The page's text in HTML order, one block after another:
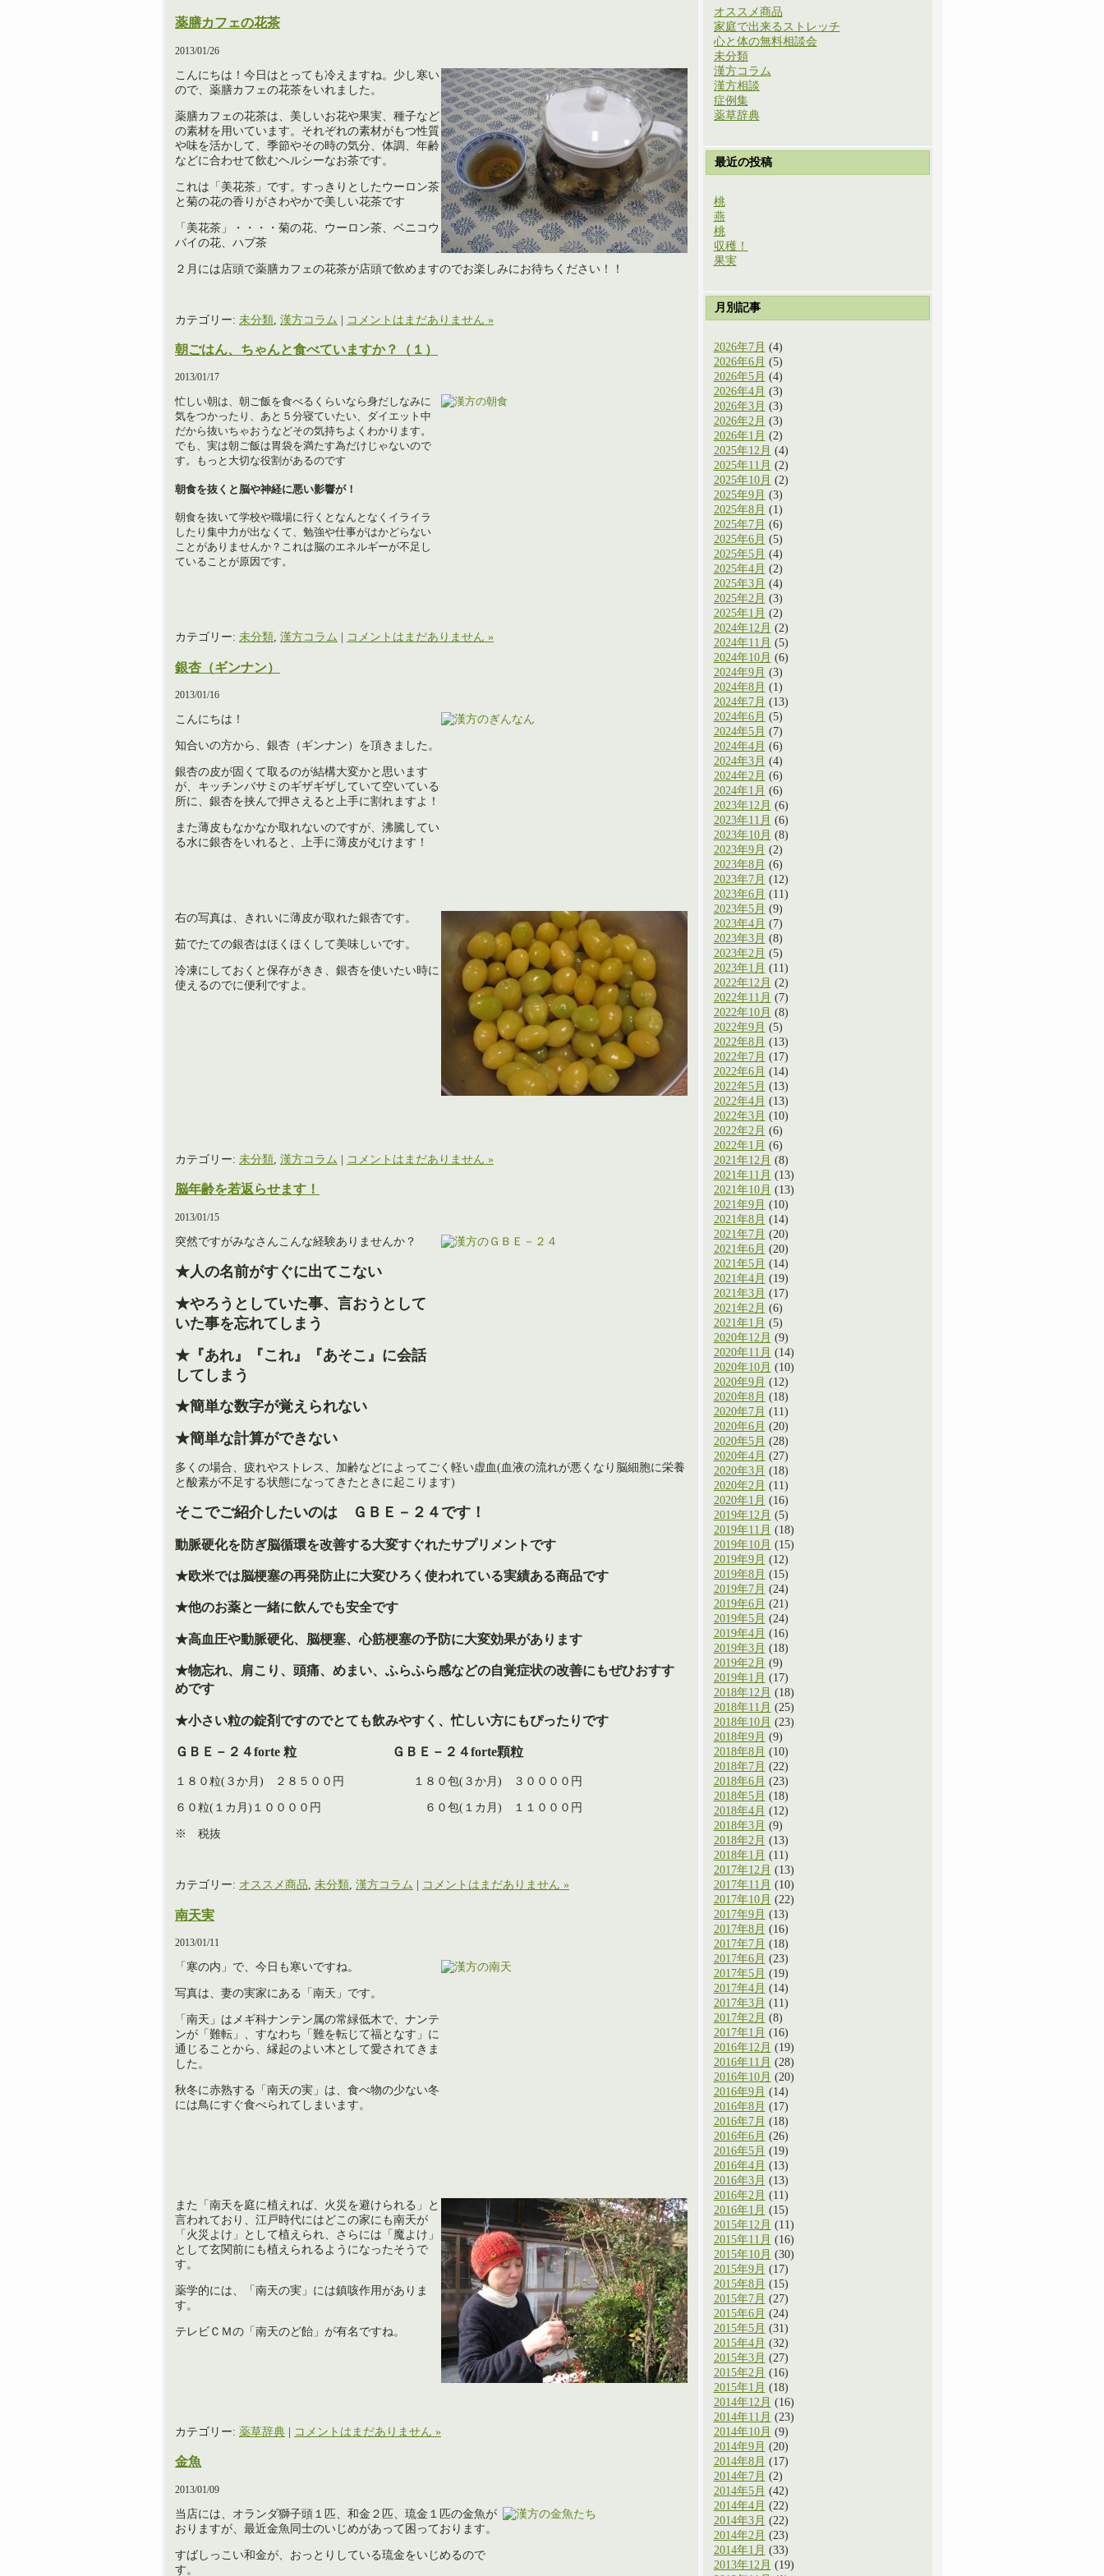
薬膳カフェの花茶
2013/01/26
こんにちは！今日はとっても冷えますね。少し寒い
ので、薬膳カフェの花茶をいれました。
薬膳カフェの花茶は、美しいお花や果実、種子など
の素材を用いています。それぞれの素材がもつ性質
や味を活かして、季節やその時の気分、体調、年齢
などに合わせて飲むヘルシーなお茶です。
これは「美花茶」です。すっきりとしたウーロン茶
と菊の花の香りがさわやかで美しい花茶です
「美花茶」・・・・菊の花、ウーロン茶、ベニコウ
バイの花、ハブ茶
２月には店頭で薬膳カフェの花茶が店頭で飲めますのでお楽しみにお待ちください！！
カテゴリー: 未分類 漢方コラム | コメントはまだありません »
朝ごはん、ちゃんと食べていますか？（１）
2013/01/17
忙しい朝は、朝ご飯を食べるくらいなら身だしなみに
気をつかったり、あと５分寝ていたい、ダイエット中
だから抜いちゃおうなどその気持ちよくわかります。
でも、実は朝ご飯は胃袋を満たす為だけじゃないので
す。もっと大切な役割があるのです
朝食を抜くと脳や神経に悪い影響が！
朝食を抜いて学校や職場に行くとなんとなくイライラ
したり集中力が出なくて、勉強や仕事がはかどらない
ことがありませんか？これは脳のエネルギーが不足し
ていることが原因です。
カテゴリー: 未分類, 漢方コラム コメントはまだありません »
銀杏（ギンナン）
2013/01/16
こんにちは！
知合いの方から、銀杏（ギンナン）を頂きました。
銀杏の皮が固くて取るのが結構大変かと思います
が、キッチンバサミのギザギザしていて空いている
所に、銀杏を挟んで押さえると上手に割れますよ！
また薄皮もなかなか取れないのですが、沸騰してい
る水に銀杏をいれると、上手に薄皮がむけます！
右の写真は、きれいに薄皮が取れた銀杏です。
茹でたての銀杏はほくほくして美味しいです。
冷凍にしておくと保存がきき、銀杏を使いたい時に
使えるのでに便利ですよ。
カテゴリー: 未分類 漢方コラム コメントはまだありません »
脳年齢を若返らせます！
2013/01/15
突然ですがみなさんこんな経験ありませんか？
★人の名前がすぐに出てこない
★やろうとしていた事、言おうとして
いた事を忘れてしまう
★『あれ』『これ』『あそこ』に会話
してしまう
★簡単な数字が覚えられない
★簡単な計算ができない
多くの場合、疲れやストレス、加齢などによってごく軽い虚血(血液の流れが悪くなり脳細胞に栄養
と酸素が不足する状態になってきたときに起こります)
そこでご紹介したいのは ＧＢＥ－２４です！
動脈硬化を防ぎ脳循環を改善する大変すぐれたサプリメントです
★欧米では脳梗塞の再発防止に大変ひろく使われている実績ある商品です
★他のお薬と一緒に飲んでも安全です
★高血圧や動脈硬化、脳梗塞、心筋梗塞の予防に大変効果があります
★物忘れ、肩こり、頭痛、めまい、ふらふら感などの自覚症状の改善にもぜひおすす
めです
★小さい粒の錠剤ですのでとても飲みやすく、忙しい方にもぴったりです
ＧＢＥ－２４forte 粒 ＧＢＥ－２４forte顆粒
１８０粒(３か月) ２８５００円 １８０包(３か月) ３００００円
６０粒(１カ月)１００００円 ６０包(１カ月) １１０００円
※ 税抜
カテゴリー: オススメ商品, 未分類, 漢方コラム コメントはまだありません »
南天実
2013/01/11
「寒の内」で、今日も寒いですね。
写真は、妻の実家にある「南天」です。
「南天」はメギ科ナンテン属の常緑低木で、ナンテ
ンが「難転」、すなわち「難を転じて福となす」に
通じることから、縁起のよい木として愛されてきま
した。
秋冬に赤熟する「南天の実」は、食べ物の少ない冬
には鳥にすぐ食べられてしまいます。
また「南天を庭に植えれば、火災を避けられる」と
言われており、江戸時代にはどこの家にも南天が
「火災よけ」として植えられ、さらには「魔よけ」
として玄関前にも植えられるようになったそうで
す。
薬学的には、「南天の実」には鎮咳作用がありま
す。
テレビＣＭの「南天のど飴」が有名ですね。
カテゴリー: 薬草辞典 コメントはまだありません »
金魚
2013/01/09
当店には、オランダ獅子頭１匹、和金２匹、琉金１匹の金魚が
おりますが、最近金魚同士のいじめがあって困っております。
すばしっこい和金が、おっとりしている琉金をいじめるので
す。
オススメ商品
家庭で出来るストレッチ
心と体の無料相談会
未分類
漢方コラム
漢方相談
症例集
薬草辞典
最近の投稿
桃
燕
桃
収穫！
果実
月別記事
2026年7月 (4)
2026年6月 (5)
2026年5月 (4)
2026年4月 (3)
2026年3月 (3)
2026年2月 (3)
2026年1月 (2)
2025年12月 (4)
2025年11月 (2)
2025年10月 (2)
2025年9月 (3)
2025年8月 (1)
2025年7月 (6)
2025年6月 (5)
2025年5月 (4)
2025年4月 (2)
2025年3月 (4)
2025年2月 (3)
2025年1月 (2)
2024年12月 (2)
2024年11月 (5)
2024年10月 (6)
2024年9月 (3)
2024年8月 (1)
2024年7月 (13)
2024年6月 (5)
2024年5月 (7)
2024年4月 (6)
2024年3月 (4)
2024年2月 (6)
2024年1月 (6)
2023年12月 (6)
2023年11月 (6)
2023年10月 (8)
2023年9月 (2)
2023年8月 (6)
2023年7月 (12)
2023年6月 (11)
2023年5月 (9)
2023年4月 (7)
2023年3月 (8)
2023年2月 (5)
2023年1月 (11)
2022年12月 (2)
2022年11月 (7)
2022年10月 (8)
2022年9月 (5)
2022年8月 (13)
2022年7月 (17)
2022年6月 (14)
2022年5月 (13)
2022年4月 (13)
2022年3月 (10)
2022年2月 (6)
2022年1月 (6)
2021年12月 (8)
2021年11月 (13)
2021年10月 (13)
2021年9月 (10)
2021年8月 (14)
2021年7月 (20)
2021年6月 (20)
2021年5月 (14)
2021年4月 (19)
2021年3月 (17)
2021年2月 (6)
2021年1月 (5)
2020年12月 (9)
2020年11月 (14)
2020年10月 (10)
2020年9月 (12)
2020年8月 (18)
2020年7月 (11)
2020年6月 (20)
2020年5月 (28)
2020年4月 (27)
2020年3月 (18)
2020年2月 (11)
2020年1月 (16)
2019年12月 (5)
2019年11月 (18)
2019年10月 (15)
2019年9月 (12)
2019年8月 (15)
2019年7月 (24)
2019年6月 (21)
2019年5月 (24)
2019年4月 (16)
2019年3月 (18)
2019年2月 (9)
2019年1月 (17)
2018年12月 (18)
2018年11月 (25)
2018年10月 (23)
2018年9月 (9)
2018年8月 (10)
2018年7月 (22)
2018年6月 (23)
2018年5月 (18)
2018年4月 (12)
2018年3月 (9)
2018年2月 (13)
2018年1月 (11)
2017年12月 (13)
2017年11月 (10)
2017年10月 (22)
2017年9月 (13)
2017年8月 (16)
2017年7月 (18)
2017年6月 (23)
2017年5月 (19)
2017年4月 (14)
2017年3月 (11)
2017年2月 (8)
2017年1月 (16)
2016年12月 (19)
2016年11月 (28)
2016年10月 (20)
2016年9月 (14)
2016年8月 (17)
2016年7月 (18)
2016年6月 (26)
2016年5月 (19)
2016年4月 (13)
2016年3月 (13)
2016年2月 (11)
2016年1月 (15)
2015年12月 (11)
2015年11月 (16)
2015年10月 (30)
2015年9月 (17)
2015年8月 (15)
2015年7月 (27)
2015年6月 (24)
2015年5月 (31)
2015年4月 (32)
2015年3月 (27)
2015年2月 (16)
2015年1月 (18)
2014年12月 (16)
2014年11月 (23)
2014年10月 (9)
2014年9月 (20)
2014年8月 (17)
2014年7月 (2)
2014年5月 (42)
2014年4月 (22)
2014年3月 (22)
2014年2月 (23)
2014年1月 (33)
2013年12月 (19)